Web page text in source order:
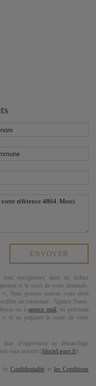
enregistrées dans un fichier
et le suivi de votre demande.
Vous pouvez exercer votre droit
en contactant : Agence Name,
ou àagence mail, en précisant
» et en joignant la copie de votre
d’opposition au démarchage
vous inscrire (bloctel.gouv.fr).
deConfidentialité et les Conditions